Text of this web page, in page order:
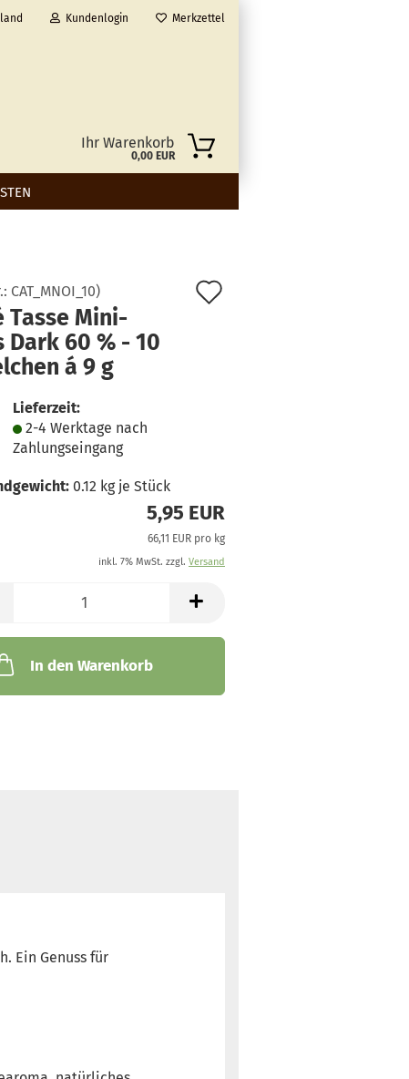
Kundenlogin Merkzettel
Ihr Warenkorb
0,00 EUR
CAT_MNOI_10)
Tasse Mini-
Dark 60 % - 10
á 9 g
Lieferzeit:
2-4 Werktage nach
Zahlungseingang
0.12 kg je Stück
5,95 EUR
66,11 EUR pro kg
inkl. 7% MwSt. zzgl. Versand
In den Warenkorb
Ein Genuss für